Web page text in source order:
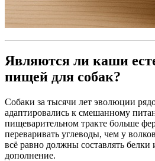
Являются ли каши
пищей для собак?
Собаки за тысячи лет эволюции
адаптировались к смешанному
пищеварительном тракте больше
переваривать углеводы, чем у
всё равно должны составлять
дополнение.